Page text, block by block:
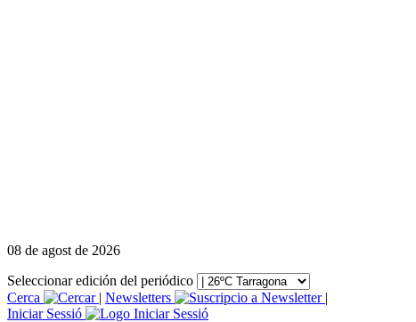
08 de agost de 2026
Seleccionar edición del periódico
Cerca
| Newsletters
|
Iniciar Sessió